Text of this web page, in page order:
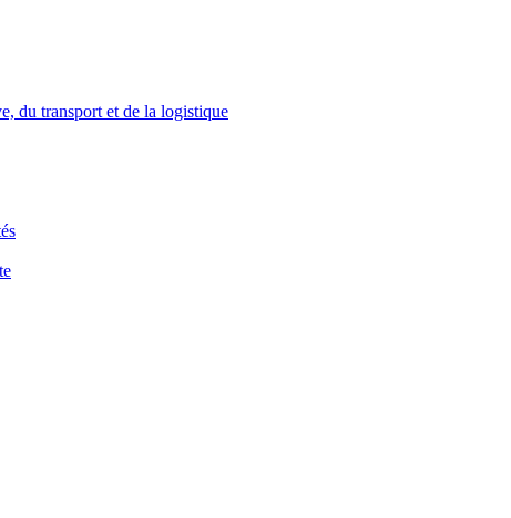
du transport et de la logistique